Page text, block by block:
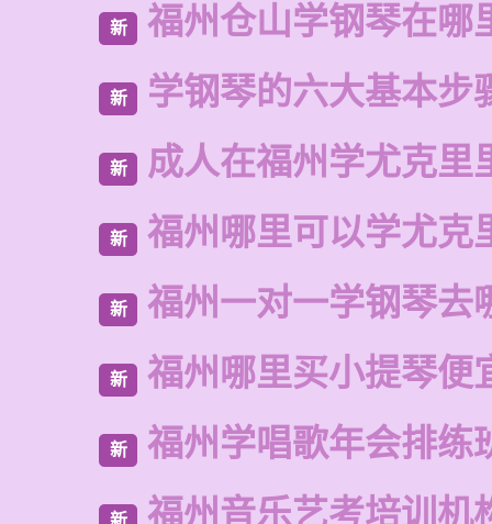
新 福州仓山学钢琴在哪
新 学钢琴的六大基本步
新 成人在福州学尤克里
新 福州哪里可以学尤克
新 福州一对一学钢琴去
新 福州哪里买小提琴便
新 福州学唱歌年会排练
新 福州音乐艺考培训机